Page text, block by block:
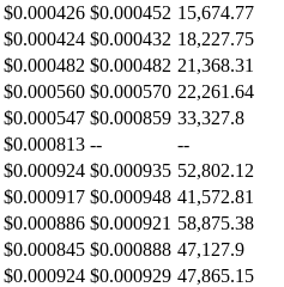
$0.000426 $0.000452 15,674.77
$0.000424 $0.000432 18,227.75
$0.000482 $0.000482 21,368.31
$0.000560 $0.000570 22,261.64
$0.000547 $0.000859 33,327.8
$0.000813 --
--
$0.000924 $0.000935 52,802.12
$0.000917 $0.000948 41,572.81
$0.000886 $0.000921 58,875.38
$0.000845 $0.000888 47,127.9
$0.000924 $0.000929 47,865.15